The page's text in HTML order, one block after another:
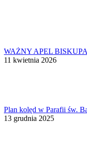
WAŻNY APEL
11 kwietnia 2026
Plan kolęd w Parafii św.
13 grudnia 2025